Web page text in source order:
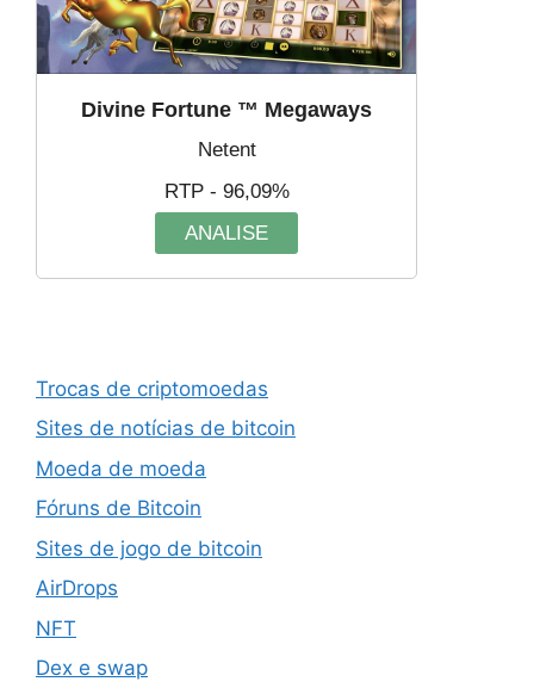
Divine Fortune ™ Megaways
Netent
RTP - 96,09%
ANALISE
Trocas de criptomoedas
Sites de notícias de bitcoin
Moeda de moeda
Fóruns de Bitcoin
Sites de jogo de bitcoin
AirDrops
NFT
Dex e swap